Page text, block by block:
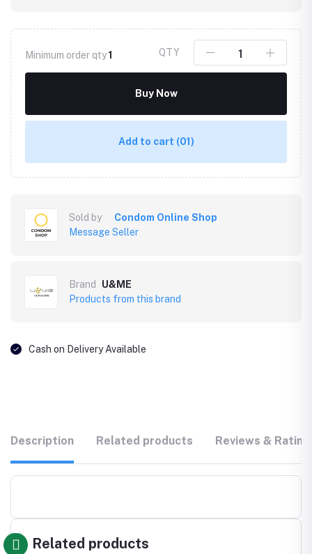
Minimum order qty1 QTY
Buy Now
Add to cart (01)
Sold by
Condom Online Shop
Message Seller
Brand
U&ME
Products from this brand
Cash on Delivery Available
Description Related products Reviews &
Related products